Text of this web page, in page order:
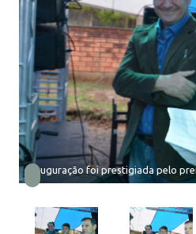
Inauguração foi prestigiada pelo